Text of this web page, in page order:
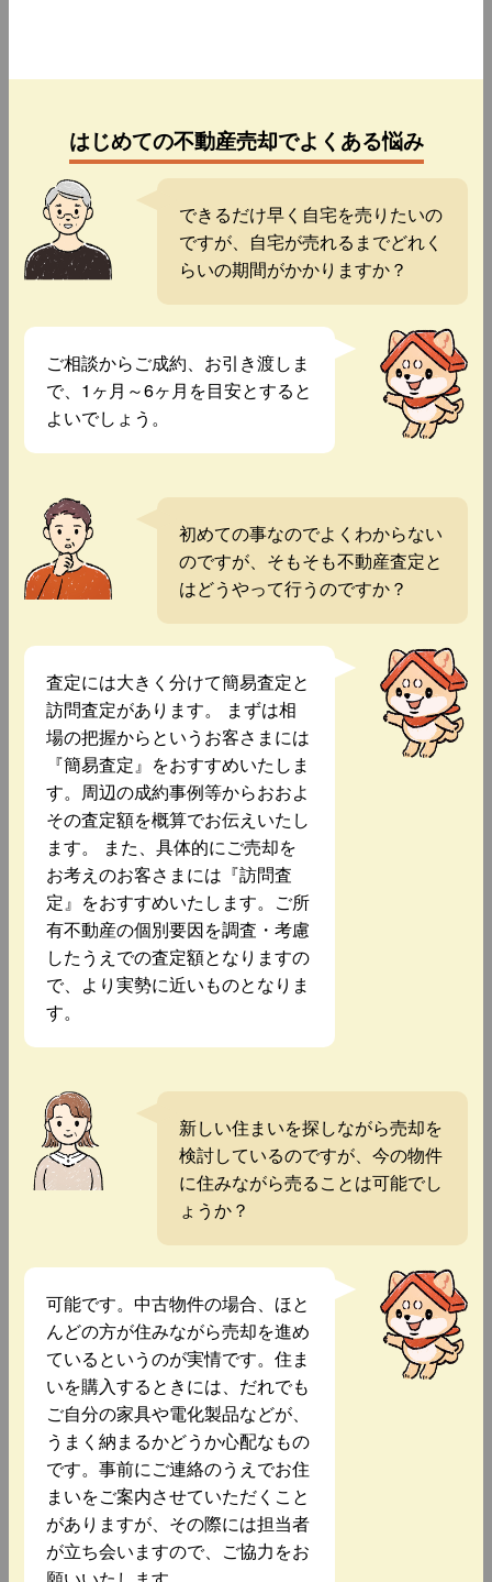
はじめての不動産売却でよくある悩み
できるだけ早く自宅を売りたいの
ですが、自宅が売れるまでどれく
らいの期間がかかりますか？
ご相談からご成約、お引き渡しま
で、1ヶ月～6ヶ月を目安とすると
よいでしょう。
初めての事なのでよくわからない
のですが、そもそも不動産査定と
はどうやって行うのですか？
査定には大きく分けて簡易査定と
訪問査定があります。 まずは相
場の把握からというお客さまには
『簡易査定』をおすすめいたしま
す。周辺の成約事例等からおおよ
その査定額を概算でお伝えいたし
ます。 また、具体的にご売却を
お考えのお客さまには『訪問査
定』をおすすめいたします。ご所
有不動産の個別要因を調査・考慮
したうえでの査定額となりますの
で、より実勢に近いものとなりま
す。
新しい住まいを探しながら売却を
検討しているのですが、今の物件
に住みながら売ることは可能でし
ょうか？
可能です。中古物件の場合、ほと
んどの方が住みながら売却を進め
ているというのが実情です。住ま
いを購入するときには、だれでも
ご自分の家具や電化製品などが、
うまく納まるかどうか心配なもの
です。事前にご連絡のうえでお住
まいをご案内させていただくこと
がありますが、その際には担当者
が立ち会いますので、ご協力をお